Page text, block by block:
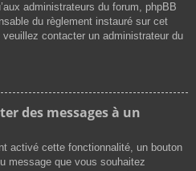
administrateurs du forum, phpBB
du règlement instauré sur cet
contacter un administrateur du
des messages à un
activé cette fonctionnalité, un bouton
message que vous souhaitez